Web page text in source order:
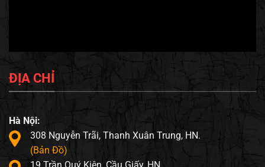
ĐỊA CHỈ
Hà Nội:
308 Nguyễn Trãi, Thanh Xuân Trung, HN.
(Bản Đồ)